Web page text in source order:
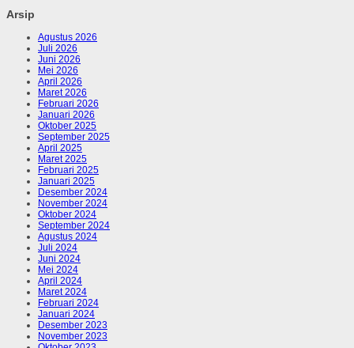
Arsip
Agustus 2026
Juli 2026
Juni 2026
Mei 2026
April 2026
Maret 2026
Februari 2026
Januari 2026
Oktober 2025
September 2025
April 2025
Maret 2025
Februari 2025
Januari 2025
Desember 2024
November 2024
Oktober 2024
September 2024
Agustus 2024
Juli 2024
Juni 2024
Mei 2024
April 2024
Maret 2024
Februari 2024
Januari 2024
Desember 2023
November 2023